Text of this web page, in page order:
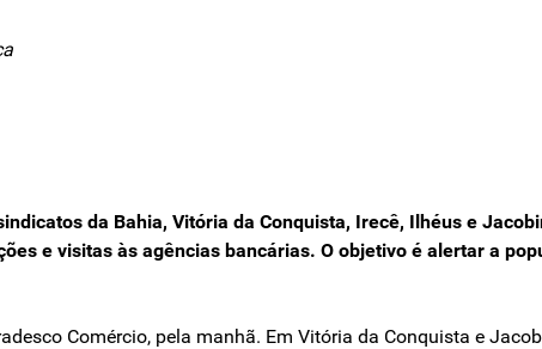
da Bahia, Vitória da Conquista, Irecê, Ilhéus e
e visitas às agências bancárias. O objetivo é alertar a
Comércio, pela manhã. Em Vitória da Conquista e